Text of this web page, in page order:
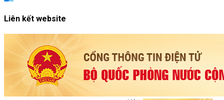
Liên kết website